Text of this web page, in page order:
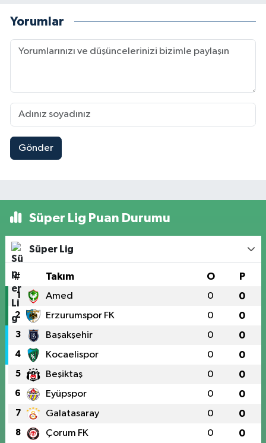
Yorumlar
Gönder
Süper Lig Puan Durumu
Süper Lig
# Takım O P
1 Amed 0 0
2 Erzurumspor FK 0 0
3 Başakşehir 0 0
4 Kocaelispor 0 0
5 Beşiktaş 0 0
6 Eyüpspor 0 0
7 Galatasaray 0 0
8 Çorum FK 0 0